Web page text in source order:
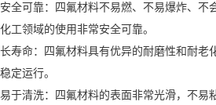
安全可靠：四氟材料不易燃、不易爆炸、不
化工领域的使用非常安全可靠。
长寿命：四氟材料具有优异的耐磨性和耐老
稳定运行。
易于清洗：四氟材料的表面非常光滑，不易